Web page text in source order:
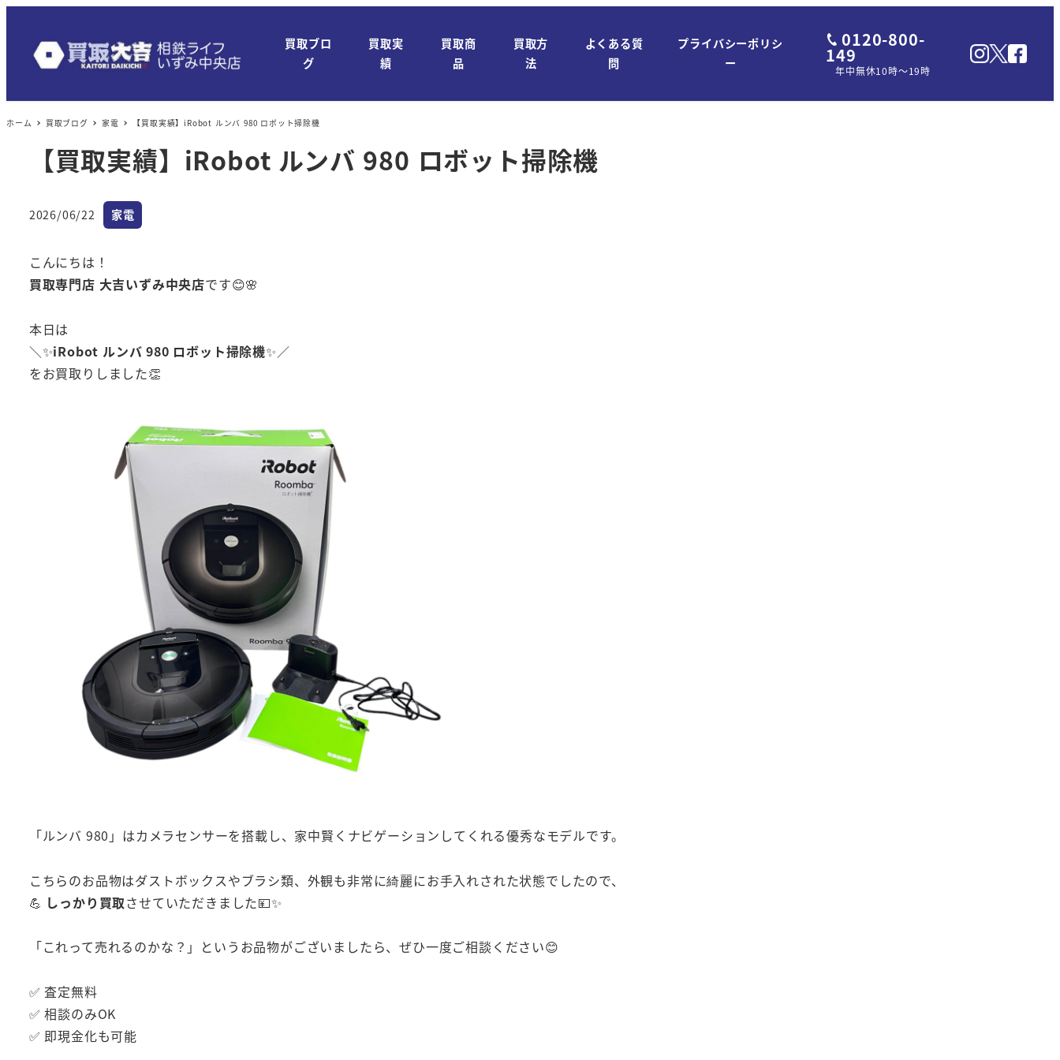
買取ブロ
グ
買取実
績
買取商
品
買取方
法
よくある質
問
プライバシーポリシ
ー
0120-800-
149
年中無休10時～19時
ホーム 買取ブログ 家電 【買取実績】iRobot ルンバ 980 ロボット掃除機
【買取実績】iRobot ルンバ 980 ロボット掃除機
投稿日
2026/06/22 カテゴリー
家電
こんにちは！
買取専門店 大吉いずみ中央店です😊🌸
本日は
＼✨iRobot ルンバ 980 ロボット掃除機✨／
をお買取りしました👏
「ルンバ 980」はカメラセンサーを搭載し、家中賢くナビゲーションしてくれる優秀なモデルです。
こちらのお品物はダストボックスやブラシ類、外観も非常に綺麗にお手入れされた状態でしたので、
💪 しっかり買取させていただきました💴✨
「これって売れるのかな？」というお品物がございましたら、ぜひ一度ご相談ください😊
✅ 査定無料
✅ 相談のみOK
✅ 即現金化も可能